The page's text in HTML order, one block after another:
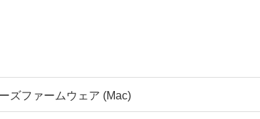
ズファームウェア (Mac)